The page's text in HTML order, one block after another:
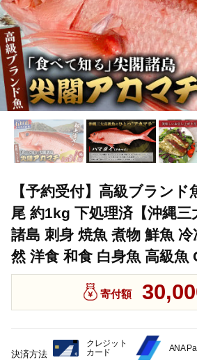
【予約受付】高級ブラン
尾 約1kg 下処理済【沖縄三
諸島 刺身 焼魚 煮物 鮮魚
然 洋食 和食 白身魚 高級魚
寄付額
決済方法
クレジット
カード
ANA